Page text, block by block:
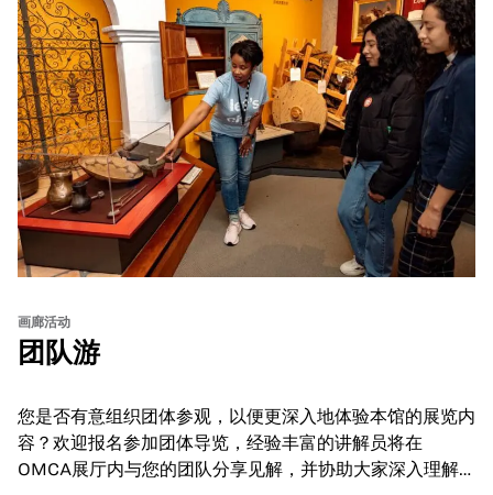
画廊活动
团队游
您是否有意组织团体参观，以便更深入地体验本馆的展览内
容？欢迎报名参加团体导览，经验丰富的讲解员将在
OMCA展厅内与您的团队分享见解，并协助大家深入理解